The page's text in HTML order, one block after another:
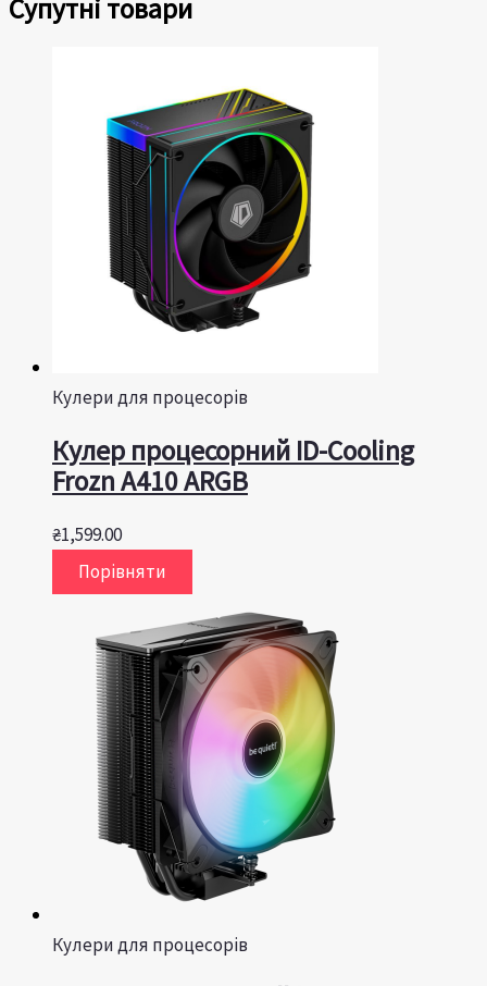
Супутні товари
Кулери для процесорів
Кулер процесорний ID-Cooling
Frozn A410 ARGB
₴1,599.00
Порівняти
Кулери для процесорів